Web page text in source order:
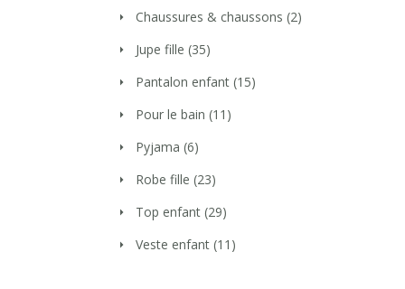
Chaussures & chaussons (2)
Jupe fille (35)
Pantalon enfant (15)
Pour le bain (11)
Pyjama (6)
Robe fille (23)
Top enfant (29)
Veste enfant (11)